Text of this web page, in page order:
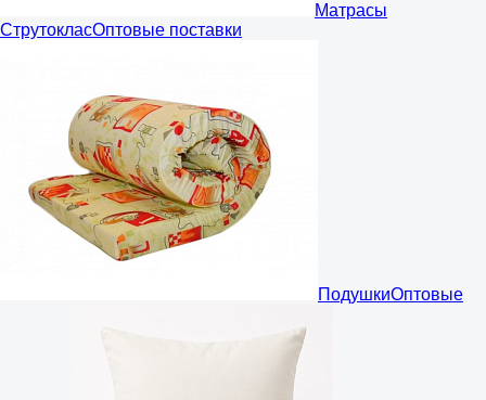
Матрасы
СтрутокласОптовые поставки
ПодушкиОптовые